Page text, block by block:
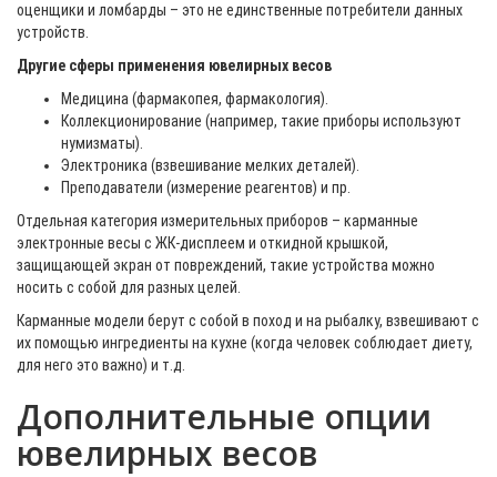
оценщики и ломбарды – это не единственные потребители данных
устройств.
Другие сферы применения ювелирных весов
Медицина (фармакопея, фармакология).
Коллекционирование (например, такие приборы используют
нумизматы).
Электроника (взвешивание мелких деталей).
Преподаватели (измерение реагентов) и пр.
Отдельная категория измерительных приборов – карманные
электронные весы с ЖК-дисплеем и откидной крышкой,
защищающей экран от повреждений, такие устройства можно
носить с собой для разных целей.
Карманные модели берут с собой в поход и на рыбалку, взвешивают с
их помощью ингредиенты на кухне (когда человек соблюдает диету,
для него это важно) и т.д.
Дополнительные опции
ювелирных весов